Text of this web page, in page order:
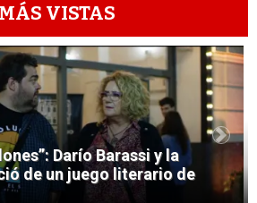
MÁS VISTAS
1
Darío Barassi y la
de un juego literario de
Next